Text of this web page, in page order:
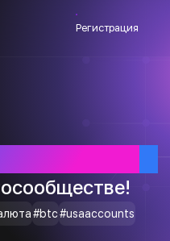
Регистрация
#btc#usaaccounts